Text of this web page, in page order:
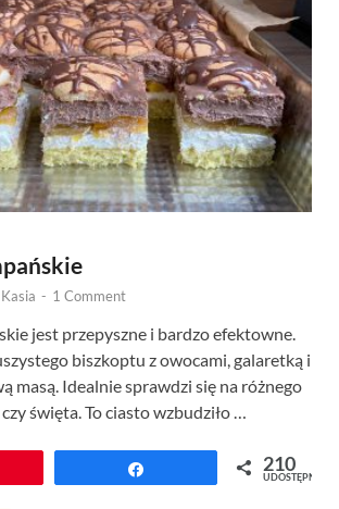
Kasia - 1 Comment
jest przepyszne i bardzo efektowne.
biszkoptu z owocami, galaretką i
masą. Idealnie sprawdzi się na różnego
święta. To ciasto wzbudziło …
210
UDOSTĘPNIEŃ